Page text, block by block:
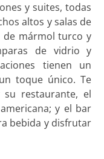
y suites, todas
altos y salas de
de mármol turco y
de vidrio y
tienen un
toque único. Te
su restaurante, el
y el bar
bebida y disfrutar